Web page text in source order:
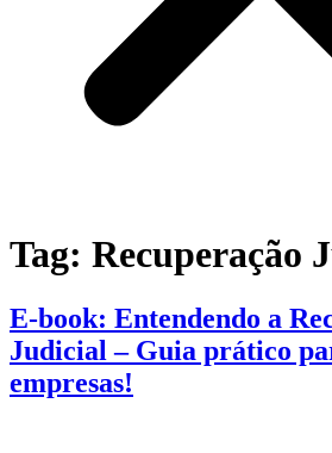
Tag: Recuperação
E-book: Entendendo a
Judicial – Guia prático
empresas!